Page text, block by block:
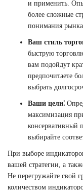
и применить.
более сложные
понимания
Ваш стиль
быструю
вам подойдут
предпочитаете
выбрать
Ваши цели⁚
максимизация
консервативный
выбирайте
При выборе
вашей стратегии, а
Не перегружайте свой
количеством